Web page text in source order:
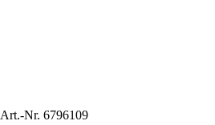
Art.-Nr. 6796109